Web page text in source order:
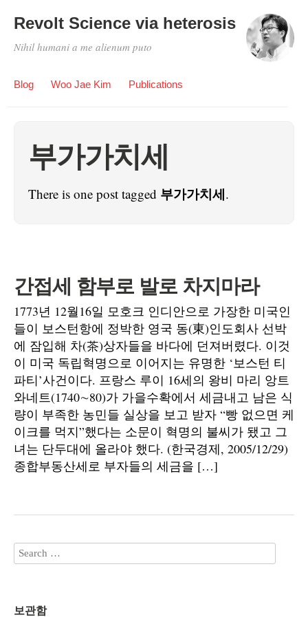
Revolt Science via heterosis
Nihil humani a me alienum puto
Blog Woo Jae Kim Publications
부가가치세
There is one post tagged 부가가치세.
간접세 함부로 발로 차지마라
1773년 12월16일 모호크 인디안으로 가장한 미국인
들이 보스턴항에 정박한 영국 동(東)인도회사 선박
에 잠입해 차(茶)상자들을 바다에 던져버렸다. 이것
이 미국 독립혁명으로 이어지는 유명한 ‘보스턴 티
파티’사건이다. 프랑스 루이 16세의 왕비 마리 앙트
와네트(1740∼80)가 가을수확에서 세금내고 남은 식
량이 부족한 농민들 실상을 보고 받자 “빵 없으면 케
이크를 먹지”했다는 소문이 혁명의 불씨가 됐고 그
녀는 단두대에 올라야 했다. (한국경제, 2005/12/29)
종합부동산세로 부자들의 세금을 […]
보관함